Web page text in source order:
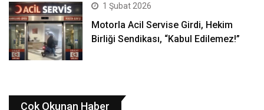
1 Şubat 2026
Motorla Acil Servise Girdi, Hekim
Birliği Sendikası, “Kabul Edilemez!”
Çok Okunan Haber